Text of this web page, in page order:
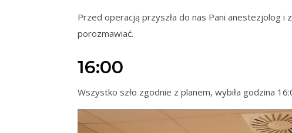
Przed operacją przyszła do nas Pani anestezjolog i
porozmawiać.
16:00
Wszystko szło zgodnie z planem, wybiła godzina